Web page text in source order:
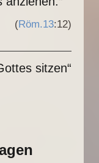
(Röm.13:12)
sitzen“